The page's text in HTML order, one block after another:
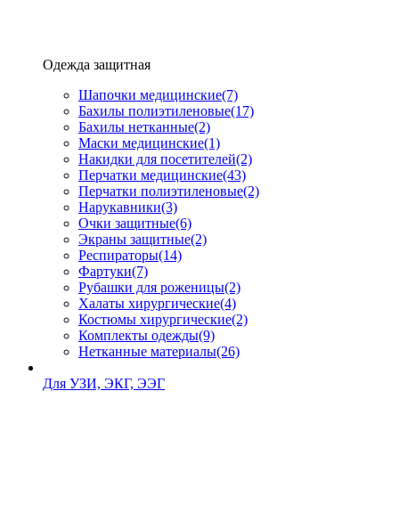
Одежда защитная
Шапочки медицинские(7)
Бахилы полиэтиленовые(17)
Бахилы нетканные(2)
Маски медицинские(1)
Накидки для посетителей(2)
Перчатки медицинские(43)
Перчатки полиэтиленовые(2)
Нарукавники(3)
Очки защитные(6)
Экраны защитные(2)
Рeспираторы(14)
Фартуки(7)
Рубашки для роженицы(2)
Халаты хирургические(4)
Костюмы хирургические(2)
Комплекты одежды(9)
Нетканные материалы(26)
Для УЗИ, ЭКГ, ЭЭГ